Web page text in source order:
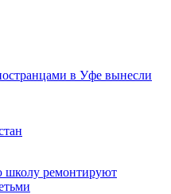
в Уфе вынесли
школу ремонтируют